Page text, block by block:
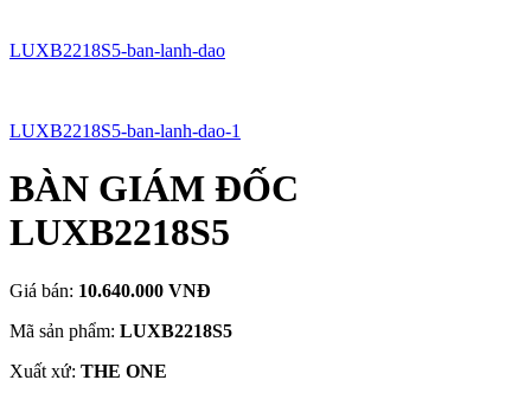
LUXB2218S5-ban-lanh-dao
LUXB2218S5-ban-lanh-dao-1
BÀN GIÁM ĐỐC
LUXB2218S5
Giá bán: 10.640.000 VNĐ
Mã sản phẩm: LUXB2218S5
Xuất xứ: THE ONE